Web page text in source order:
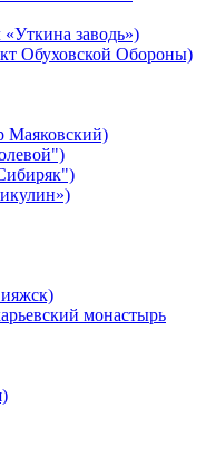
заводь»)
Обуховской Обороны)
Маяковский)
монастырь